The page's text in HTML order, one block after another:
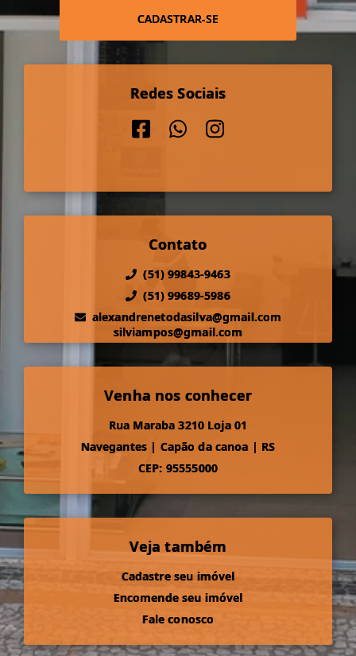
CADASTRAR-SE
Redes Sociais
Contato
(51) 99843-9463
(51) 99689-5986
alexandrenetodasilva@gmail.com
silviampos@gmail.com
Venha nos conhecer
Rua Maraba 3210 Loja 01
Navegantes | Capão da canoa | RS
CEP: 95555000
Veja também
Cadastre seu imóvel
Encomende seu imóvel
Fale conosco